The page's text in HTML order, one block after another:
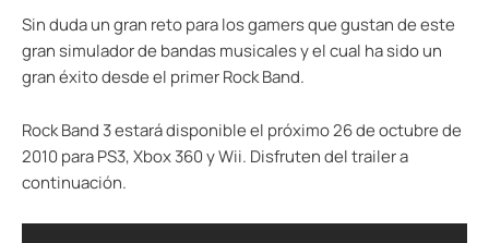
Sin duda un gran reto para los gamers que gustan de este
gran simulador de bandas musicales y el cual ha sido un
gran éxito desde el primer Rock Band.
Rock Band 3 estará disponible el próximo 26 de octubre de
2010 para PS3, Xbox 360 y Wii. Disfruten del trailer a
continuación.